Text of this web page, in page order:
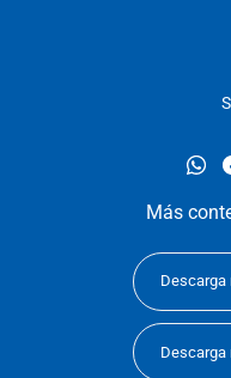
Más
Descarga
Descarga